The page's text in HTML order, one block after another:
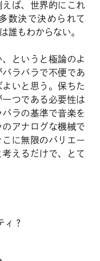
ば、世界的にこれ
数決で決められて
誰もわからない。
というと極論のよ
ラバラで不便であ
いと思う。保ちた
つである必要性は
ラの基準で音楽を
アナログな機械で
に無限のバリエー
えるだけで、とて
ィ？